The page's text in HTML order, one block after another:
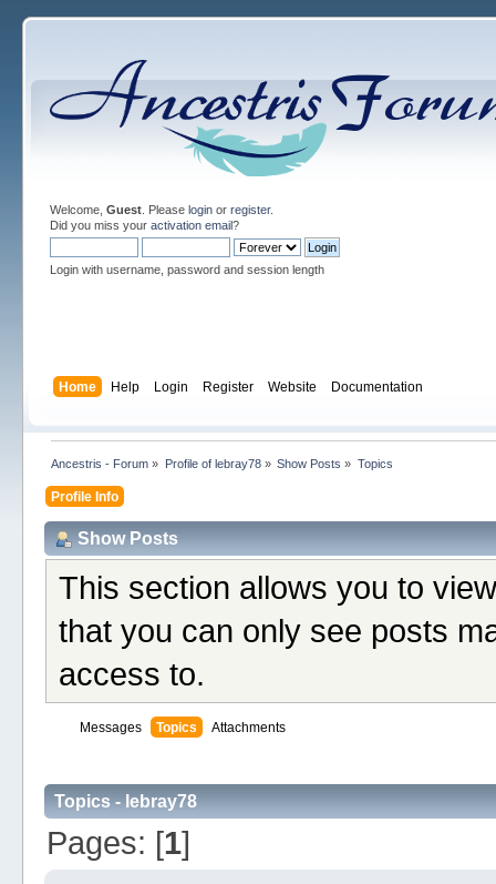
Welcome, Guest. Please loginor register.
Did you miss your activation email?
Login with username, password and session length
Home Help Login Register Website Documentation
Ancestris - Forum » Profile of lebray78» Show Posts » Topics
Profile Info
Show Posts
This section allows you to
that you can only see posts
access to.
Messages Topics Attachments
Topics - lebray78
Pages: [1]